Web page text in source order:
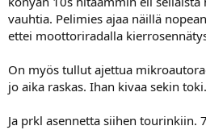
vauhtia. Pelimies ajaa näillä
ettei moottoriradalla
On myös tullut ajettua
jo aika raskas. Ihan kivaa sekin toki.
Ja prkl asennetta siihen tourinkiin.